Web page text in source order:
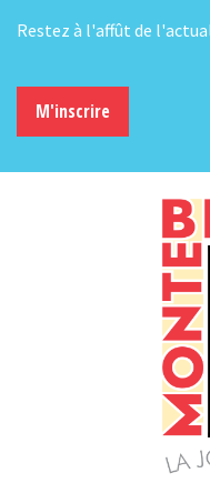
Restez à l'affût de
M'inscrire